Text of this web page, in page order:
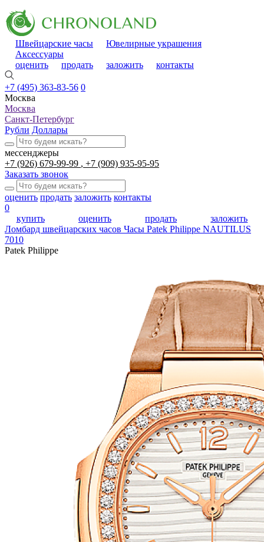
Швейцарские часы
Ювелирные украшения
Аксессуары
оценить
продать заложить контакты
+7 (495) 363-83-56 0
Москва
Москва
Санкт-Петербург
Рубли Доллары
мессенджеры
+7 (926) 679-99-99
+7 (909) 935-95-95
Заказать звонок
оценить продать заложить контакты
0
купить
оценить продать
заложить
Ломбард швейцарских часов Часы Patek Philippe NAUTILUS
7010
Patek Philippe